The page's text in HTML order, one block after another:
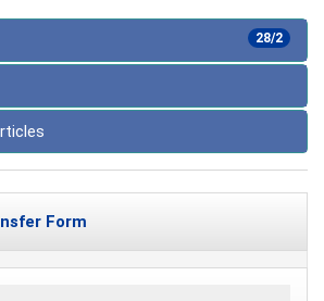
28/2
Form